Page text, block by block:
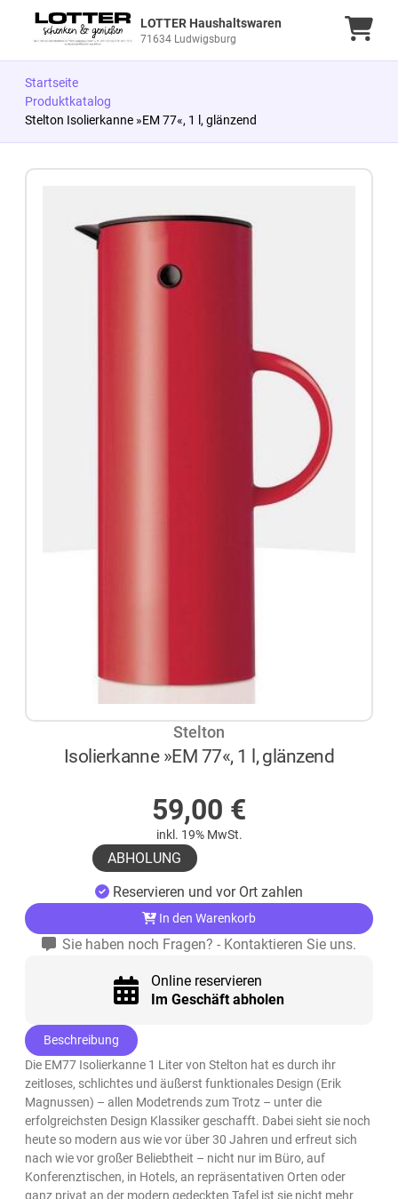
LOTTER Haushaltswaren
71634 Ludwigsburg
Startseite
Produktkatalog
Stelton Isolierkanne »EM 77«, 1 l, glänzend
Stelton
Isolierkanne »EM 77«, 1 l, glänzend
59,00 €
inkl. 19% MwSt.
ABHOLUNG
Reservieren und vor Ort zahlen
In den Warenkorb
Sie haben noch Fragen? - Kontaktieren Sie uns.
Online reservieren
Im Geschäft abholen
Beschreibung
Die EM77 Isolierkanne 1 Liter von Stelton hat es durch ihr
zeitloses, schlichtes und äußerst funktionales Design (Erik
Magnussen) – allen Modetrends zum Trotz – unter die
erfolgreichsten Design Klassiker geschafft. Dabei sieht sie noch
heute so modern aus wie vor über 30 Jahren und erfreut sich
nach wie vor großer Beliebtheit – nicht nur im Büro, auf
Konferenztischen, in Hotels, an repräsentativen Orten oder
ganz privat an der modern gedeckten Tafel ist sie nicht mehr